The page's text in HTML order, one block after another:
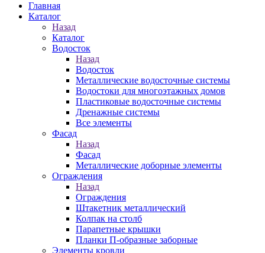
Главная
Каталог
Назад
Каталог
Водосток
Назад
Водосток
Металлические водосточные системы
Водостоки для многоэтажных домов
Пластиковые водосточные системы
Дренажные системы
Все элементы
Фасад
Назад
Фасад
Металлические доборные элементы
Ограждения
Назад
Ограждения
Штакетник металлический
Колпак на столб
Парапетные крышки
Планки П-образные заборные
Элементы кровли